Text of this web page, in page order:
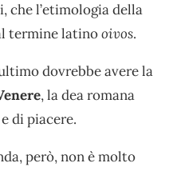
che l’etimologia della
termine latinooivos.
dovrebbe avere la
, la dea romana
di piacere.
però, non è molto